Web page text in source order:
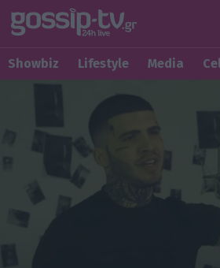
Showbiz Lifestyle Media